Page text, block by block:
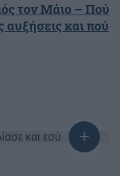
τον Μάιο – Πού
και πού
και εσύ